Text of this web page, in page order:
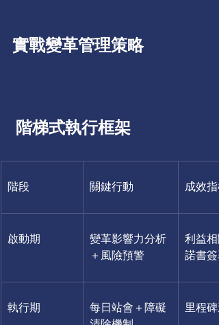
實戰變革管理策略
階梯式執行框架
階段 關鍵行動 成效指
啟動期
變革影響力分析
＋風險預警
利益相
諾書簽
執行期
每日站會＋障礙
里程碑